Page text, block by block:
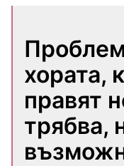
хората,
правят
трябва,